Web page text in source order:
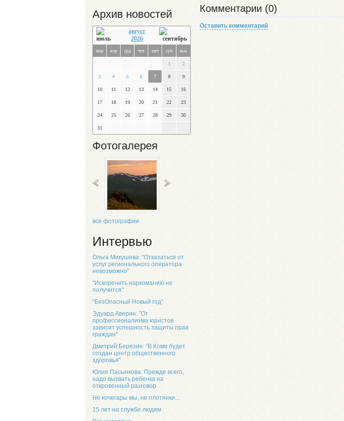
Архив новостей
август
2026
пон втр срд чет пят суб вск
1 2
3 4 5 6 7 8 9
10 11 12 13 14 15 16
17 18 19 20 21 22 23
24 25 26 27 28 29 30
31
Фотогалерея
все фотографии
Интервью
Ольга Микушева: "Отказаться от
услуг регионального оператора
невозможно"
"Искоренить наркоманию не
получится"
"БезОпасный Новый год"
Эдуард Аверин: "От
профессионализма юристов
зависит успешность защиты прав
граждан"
Дмитрий Березин: "В Коми будет
создан центр общественного
здоровья"
Юлия Пасынкова: Прежде всего,
надо вызвать ребенка на
откровенный разговор
Не кочегары мы, не плотники...
15 лет на службе людям
Комментарии (0)
Оставить комментарий